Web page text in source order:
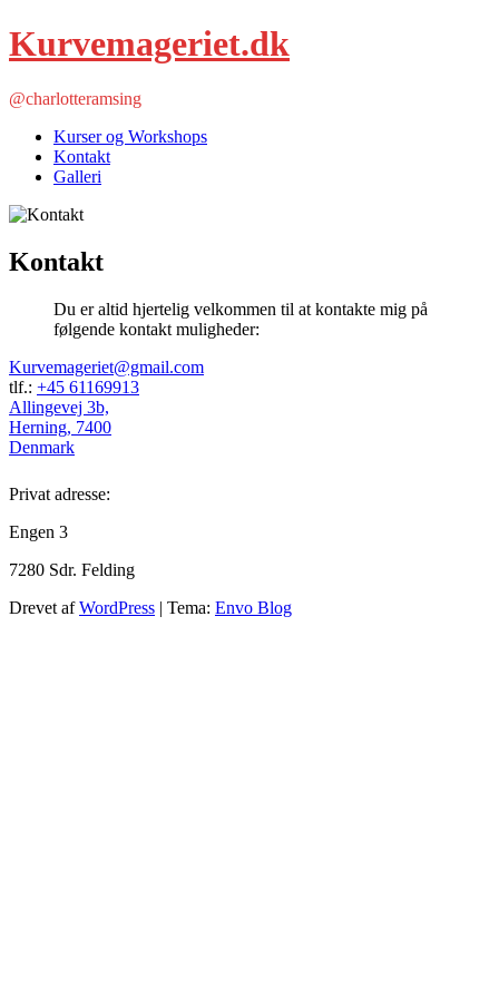
Kurvemageriet.dk
@charlotteramsing
Kurser og Workshops
Kontakt
Galleri
Kontakt
Du er altid hjertelig velkommen til at kontakte mig på
følgende kontakt muligheder:
Kurvemageriet@gmail.com
tlf.: +45 61169913
Allingevej 3b,
Herning, 7400
Denmark
Privat adresse:
Engen 3
7280 Sdr. Felding
Drevet afWordPress | Tema: Envo Blog